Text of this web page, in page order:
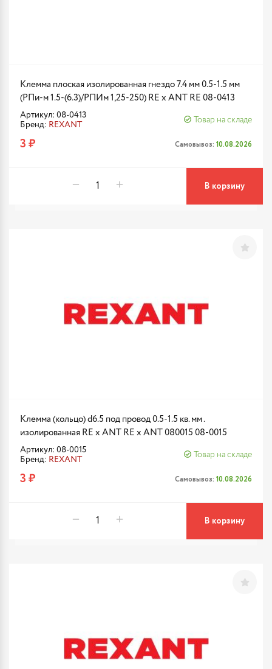
Клемма плоская изолированная гнездо 7.4 мм 0.5-1.5 мм
(РПи-м 1.5-(6.3)/РПИм 1,25-250) RE x ANT RE 08-0413
Артикул: 08-0413
Бренд: REXANT
Товар на складе
3 ₽ Самовывоз: 10.08.2026
В корзину
Клемма (кольцо) d6.5 под провод 0.5-1.5 кв. мм .
изолированная RE x ANT RE x ANT 080015 08-0015
Артикул: 08-0015
Бренд: REXANT
Товар на складе
3 ₽ Самовывоз: 10.08.2026
В корзину